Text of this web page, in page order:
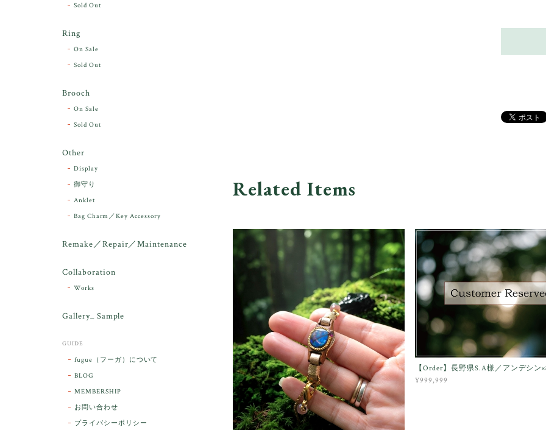
Related Items
【Order】長野県S.A様／アンデシン
¥999,999
Sold Out
Ring
On Sale
Sold Out
Brooch
On Sale
Sold Out
Other
Display
御守り
Anklet
Bag Charm／Key Accessory
Remake／Repair／Maintenance
Collaboration
Works
Gallery_ Sample
GUIDE
fugue（フーガ）について
BLOG
MEMBERSHIP
お問い合わせ
プライバシーポリシー